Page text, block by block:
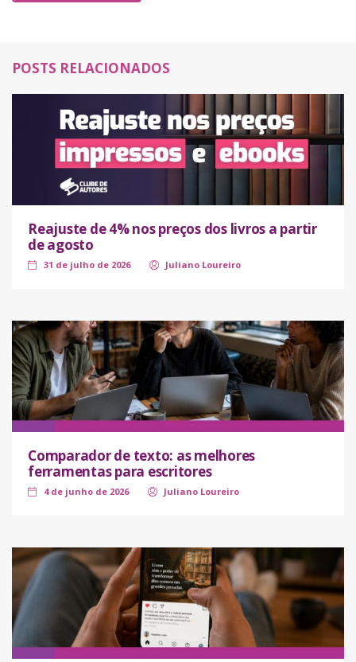
POSTS RELACIONADOS
Reajuste de 4% nos preços dos livros a partir
de agosto
31 de julho de 2026 Juliano Loureiro
Comparador de texto: as melhores
ferramentas para escritores
4 de junho de 2026 Juliano Loureiro